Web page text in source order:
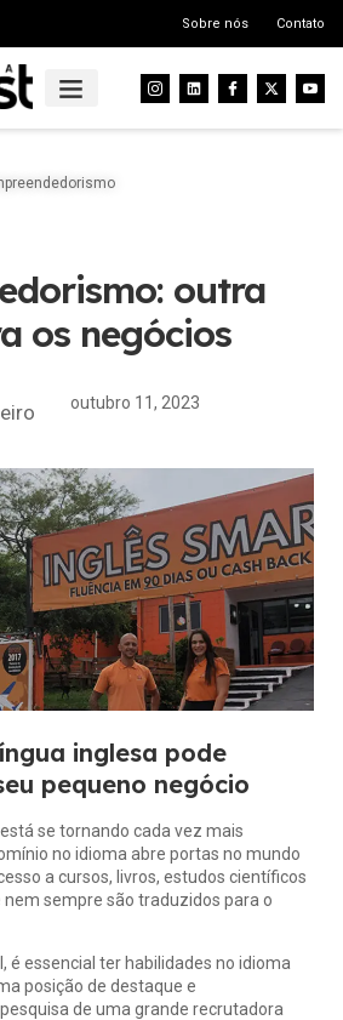
Sobre nós Contato
outra
os negócios
outubro 11, 2023
inglesa pode
pequeno negócio
se tornando cada vez mais
no idioma abre portas no mundo
a cursos, livros, estudos científicos
sempre são traduzidos para o
é essencial ter habilidades no idioma
posição de destaque e
de uma grande recrutadora